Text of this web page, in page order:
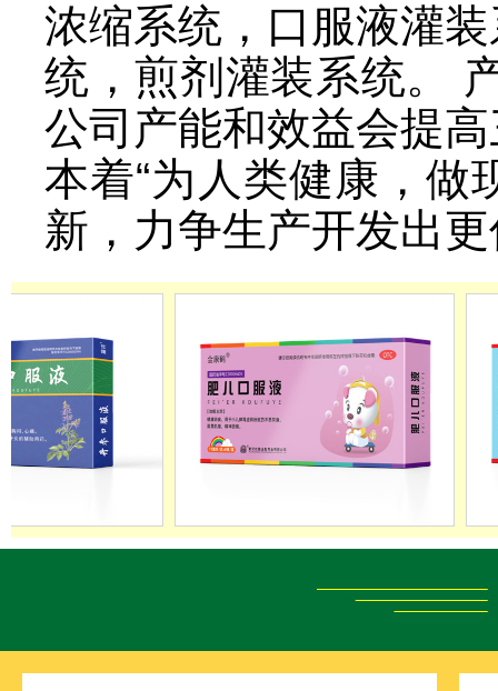
浓缩系统，口服液灌
统，煎剂灌装系统。
公司产能和效益会提
本着“为人类健康，做
新，力争生产开发出